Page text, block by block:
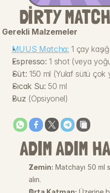
DIRTY
Gerekli Malzemeler
MUUS Matcha: 1 çay
Espresso: 1 shot (veya
Süt: 150 ml (Yulaf sütü çok
Sıcak Su: 50 ml
Buz (Opsiyonel)
ADIM ADIM
Zemin: Matchayı 50 ml
alın.